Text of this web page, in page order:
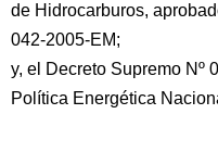
de Hidrocarburos,
042-2005-EM;
y, el Decreto Supremo Nº
Política Energética